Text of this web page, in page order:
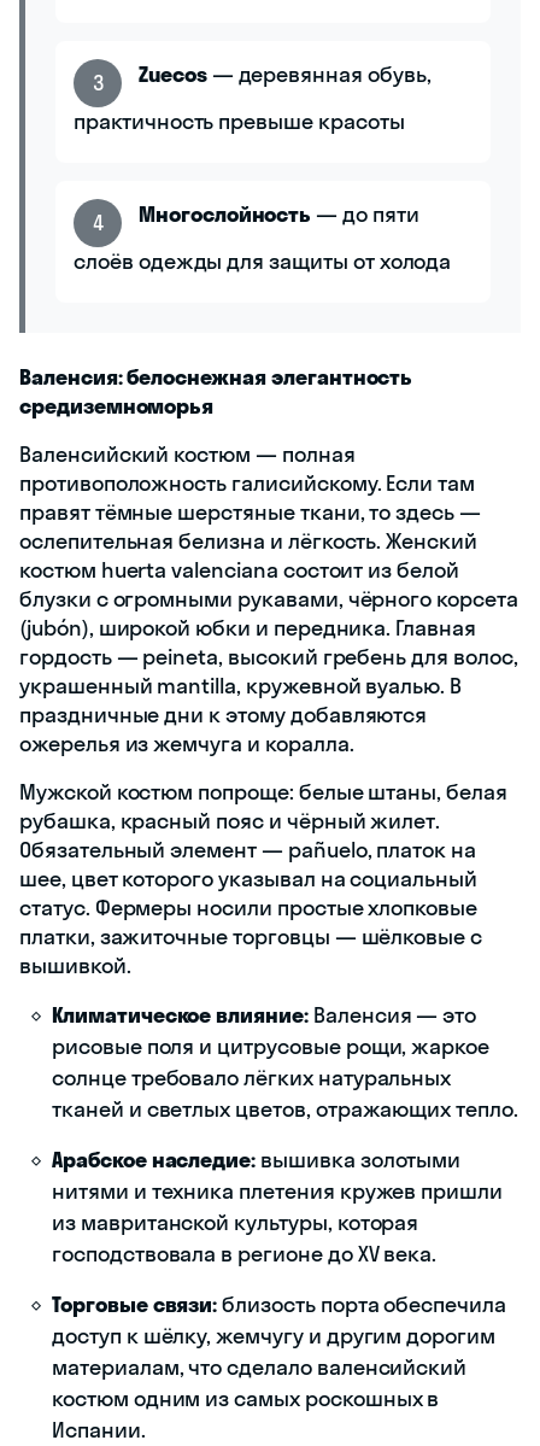
3 Zuecos— деревянная обувь,
практичность превыше красоты
4 Многослойность — до пяти
слоёв одежды для защиты от холода
Валенсия: белоснежная элегантность
средиземноморья
Валенсийский костюм — полная
противоположность галисийскому. Если там
правят тёмные шерстяные ткани, то здесь —
ослепительная белизна и лёгкость. Женский
костюм huerta valenciana состоит из белой
блузки с огромными рукавами, чёрного корсета
(jubón), широкой юбки и передника. Главная
гордость — peineta, высокий гребень для волос,
украшенный mantilla, кружевной вуалью. В
праздничные дни к этому добавляются
ожерелья из жемчуга и коралла.
Мужской костюм попроще: белые штаны, белая
рубашка, красный пояс и чёрный жилет.
Обязательный элемент — pañuelo, платок на
шее, цвет которого указывал на социальный
статус. Фермеры носили простые хлопковые
платки, зажиточные торговцы — шёлковые с
вышивкой.
Климатическое влияние:Валенсия — это
рисовые поля и цитрусовые рощи, жаркое
солнце требовало лёгких натуральных
тканей и светлых цветов, отражающих тепло.
Арабское наследие: вышивка золотыми
нитями и техника плетения кружев пришли
из мавританской культуры, которая
господствовала в регионе до XV века.
Торговые связи:близость порта обеспечила
доступ к шёлку, жемчугу и другим дорогим
материалам, что сделало валенсийский
костюм одним из самых роскошных в
Испании.